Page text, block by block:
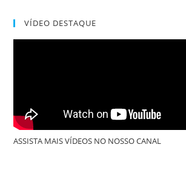
VÍDEO DESTAQUE
ASSISTA MAIS VÍDEOS NO NOSSO CANAL